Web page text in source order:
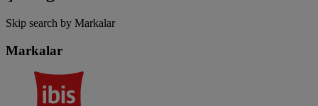
Skip search by Markalar
Markalar